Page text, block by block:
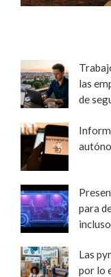
las
de
para
Las
por lo